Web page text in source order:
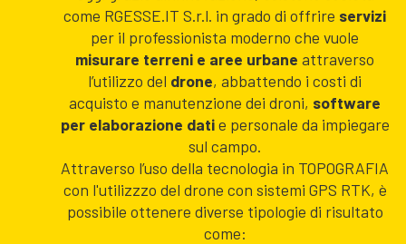
come RGESSE.IT S.r.l. in grado di offrire servizi
per il professionista moderno che vuole
misurare terreni e aree urbane attraverso
l’utilizzo del drone, abbattendo i costi di
acquisto e manutenzione dei droni, software
per elaborazione datie personale da impiegare
sul campo.
Attraverso l’uso della tecnologia in TOPOGRAFIA
con l'utilizzzo del drone con sistemi GPS RTK, è
possibile ottenere diverse tipologie di risultato
come: